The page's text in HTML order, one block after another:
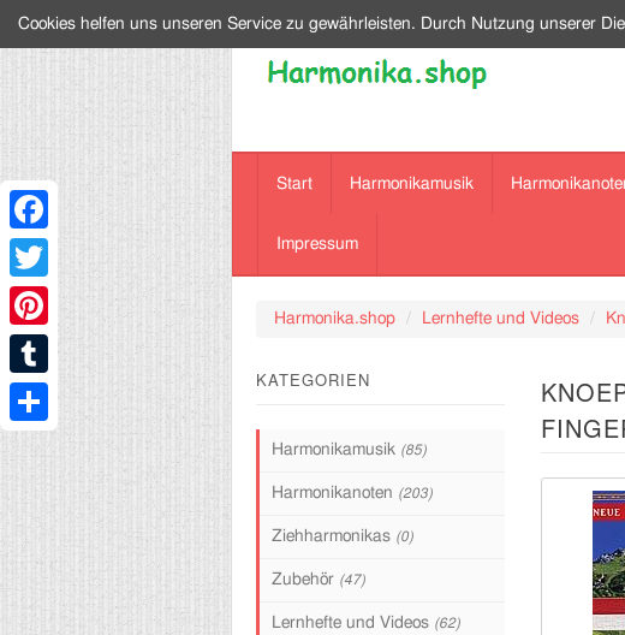
Start Harmonikamusik
Impressum
Harmonika.shop Lernhefte und Videos
KATEGORIEN
Harmonikamusik (85)
Harmonikanoten (203)
Ziehharmonikas (0)
Zubehör (47)
Lernhefte und Videos (62)
Cookies helfen uns unseren Service zu gewährleisten. Durch Nutzung unserer
Facebook
Twitter
Pinterest
Tumblr
Share